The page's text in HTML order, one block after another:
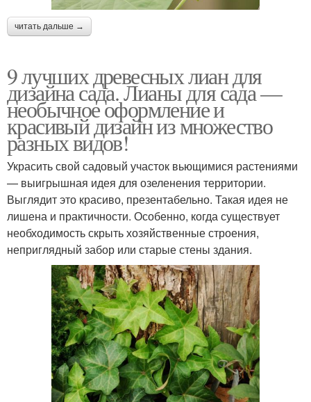
читать дальше →
9 лучших древесных лиан для
дизайна сада. Лианы для сада —
необычное оформление и
красивый дизайн из множество
разных видов!
Украсить свой садовый участок вьющимися растениями
— выигрышная идея для озеленения территории.
Выглядит это красиво, презентабельно. Такая идея не
лишена и практичности. Особенно, когда существует
необходимость скрыть хозяйственные строения,
неприглядный забор или старые стены здания.